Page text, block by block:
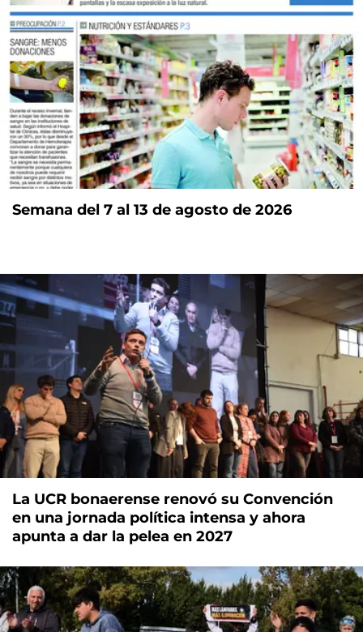
Semana del 7 al 13 de agosto de 2026
La UCR bonaerense renovó su Convención
en una jornada política intensa y ahora
apunta a dar la pelea en 2027